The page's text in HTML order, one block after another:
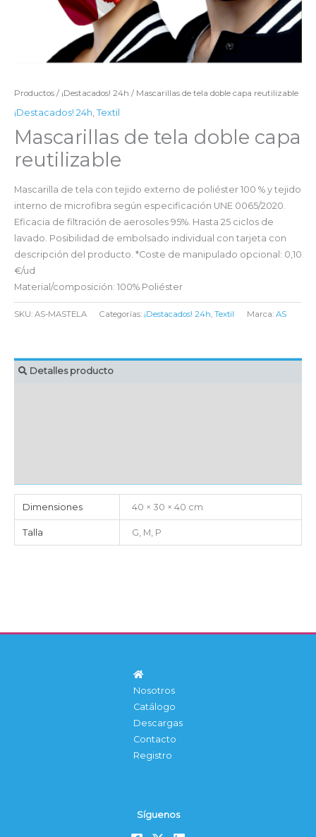
Productos / ¡Destacados! 24h / Mascarillas de tela doble capa reutilizable
¡Destacados! 24h, Textil
Mascarillas de tela doble capa
reutilizable
Mascarilla de tela con tejido externo de poliéster 100 % y tejido
interno de microfibra según especificación UNE 0065/2020.
Eficacia de filtración de aerosoles 95%. Hasta 25 ciclos de
lavado. Posibilidad de embolsado individual con tarjeta con
descripción del producto. *Coste de manipulado opcional: 0,10
€/ud
Material/composición: 100% Poliéster
SKU: AS-MASTELA Categorías: ¡Destacados! 24h Textil Marca: AS
Detalles producto
Dimensiones 40 × 30 × 40 cm
Talla G, M, P
Nosotros
Catálogo
Descargas
Contacto
Registro
Síguenos